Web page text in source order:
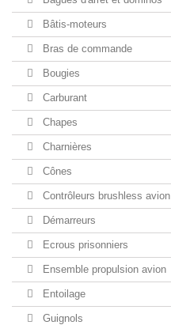
Bâtis-moteurs
Bras de commande
Bougies
Carburant
Chapes
Charnières
Cônes
Contrôleurs brushless avion
Démarreurs
Ecrous prisonniers
Ensemble propulsion avion
Entoilage
Guignols